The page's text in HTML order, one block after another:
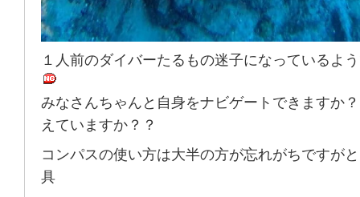
１人前のダイバーたるもの迷子になっているよ
みなさんちゃんと自身をナビゲートできますか
えていますか？？
コンパスの使い方は大半の方が忘れがちですが
具